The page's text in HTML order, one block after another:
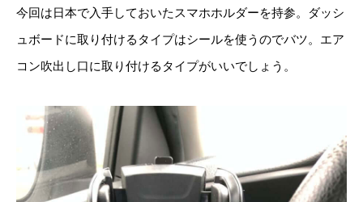
今回は日本で入手しておいたスマホホルダーを持参。ダッシ
ュボードに取り付けるタイプはシールを使うのでバツ。エア
コン吹出し口に取り付けるタイプがいいでしょう。